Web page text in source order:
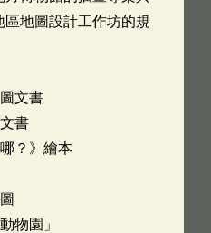
地圖設計工作坊的規
文書
書
？》繪本
物園」